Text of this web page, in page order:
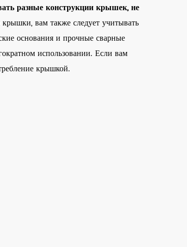
разные конструкции крышек, не
вам также следует учитывать
основания и прочные сварные
использовании. Если вам
крышкой.